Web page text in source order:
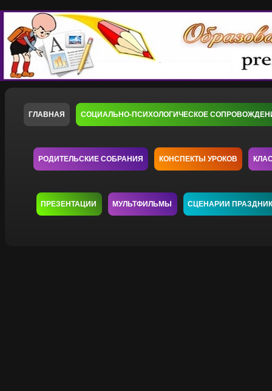
ГЛАВНАЯ СОЦИАЛЬНО-ПСИХОЛОГИЧЕСКОЕ
РОДИТЕЛЬСКИЕ СОБРАНИЯ КОНСПЕКТЫ УРОКОВ
ПРЕЗЕНТАЦИИ МУЛЬТФИЛЬМЫ СЦЕНАРИИ